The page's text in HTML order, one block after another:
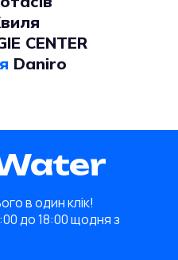
CENTER
Daniro
в один клік!
до 18:00 щодня з